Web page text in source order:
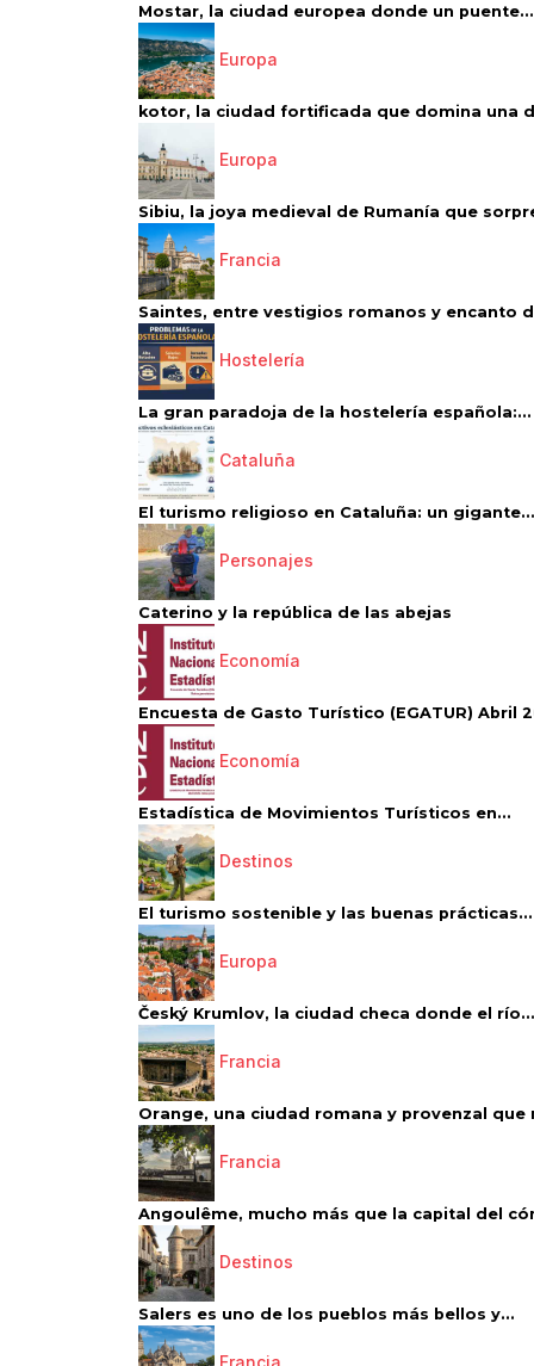
Mostar, la ciudad europea donde un puente...
Europa
kotor, la ciudad fortificada que domina una
Europa
Sibiu, la joya medieval de Rumanía que
Francia
Saintes, entre vestigios romanos y encanto
Hostelería
La gran paradoja de la hostelería española:...
Cataluña
El turismo religioso en Cataluña: un gigante...
Personajes
Caterino y la república de las abejas
Economía
Encuesta de Gasto Turístico (EGATUR) Abril
Economía
Estadística de Movimientos Turísticos en...
Destinos
El turismo sostenible y las buenas prácticas...
Europa
Český Krumlov, la ciudad checa donde el río...
Francia
Orange, una ciudad romana y provenzal que
Francia
Angoulême, mucho más que la capital del
Destinos
Salers es uno de los pueblos más bellos y...
Francia